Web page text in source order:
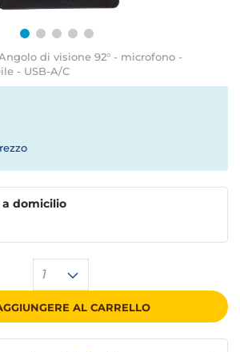
di visione 92° - microfono -
- USB-A/C
1
AL CARRELLO
a domicilio